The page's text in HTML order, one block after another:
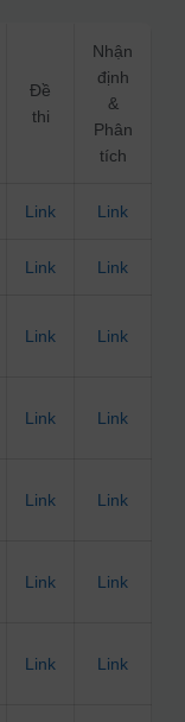
Đề
thi
Nhận
định
&
Phân
tích
Link Link
Link Link
Link Link
Link Link
Link Link
Link Link
Link Link